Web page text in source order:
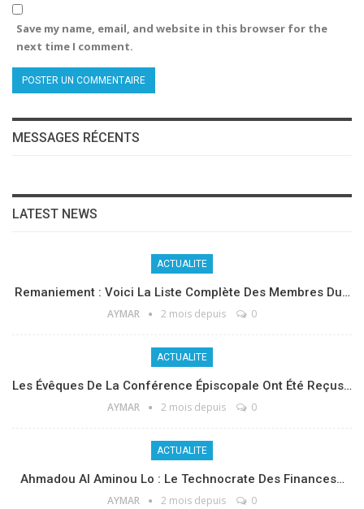
Save my name, email, and website in this browser for the
next time I comment.
MESSAGES RÉCENTS
LATEST NEWS
ACTUALITE
Remaniement : Voici La Liste Complète Des Membres Du…
AYMAR 2 mois depuis 0
ACTUALITE
Les Évêques De La Conférence Épiscopale Ont Été Reçus…
AYMAR 2 mois depuis 0
ACTUALITE
Ahmadou Al Aminou Lo : Le Technocrate Des Finances…
AYMAR 2 mois depuis 0